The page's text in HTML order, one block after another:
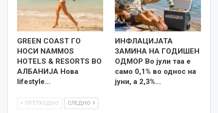
GREEN COAST ГО
НОСИ NAMMOS
HOTELS & RESORTS ВО
АЛБАНИЈА Нова
lifestyle…
ИНФЛАЦИЈАТА
ЗАМИНА НА ГОДИШЕН
ОДМОР Во јули таа е
само 0,1% во однос на
јуни, а 2,3%…
ПРЕТХОДНО СЛЕДНО